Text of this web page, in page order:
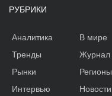
РУБРИКИ
Аналитика
Тренды
Рынки
Интервью
В мире
Журнал
Регионы
Новости